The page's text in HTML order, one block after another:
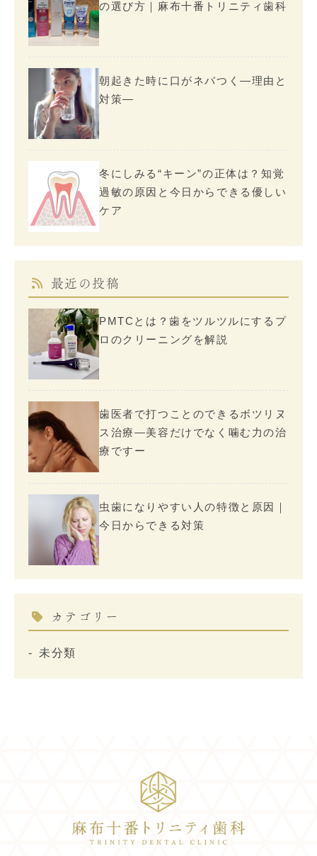
の選び方｜麻布十番トリニティ歯科
朝起きた時に口がネバつく―理由と
対策―
冬にしみる“キーン”の正体は？知覚
過敏の原因と今日からできる優しい
ケア
最近の投稿
PMTCとは？歯をツルツルにするプ
ロのクリーニングを解説
歯医者で打つことのできるボツリヌ
ス治療―美容だけでなく噛む力の治
療ですー
虫歯になりやすい人の特徴と原因｜
今日からできる対策
カテゴリー
未分類